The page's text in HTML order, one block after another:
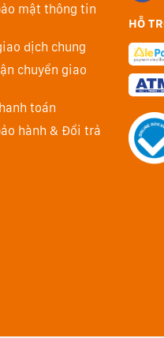
giây.
Dù
dàng.
khai
Người
lưu
mật thông tin
dịch chung
chuyển giao
toán
hành & Đổi trả
HỖ